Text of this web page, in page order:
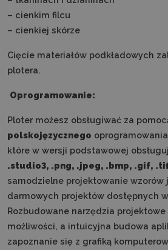
– cienkim filcu
– cienkiej skórze
Cięcie materiałów podkładowych
plotera.
Oprogramowanie:
Ploter możesz obsługiwać za
polskojęzycznego oprogramowania
które w wersji podstawowej
.studio3, .png, .jpeg, .bmp, .gif,
samodzielne projektowanie wzorów
darmowych projektów dostępnych
Rozbudowane narzędzia
możliwości, a intuicyjna budowa
zapoznanie się z grafiką